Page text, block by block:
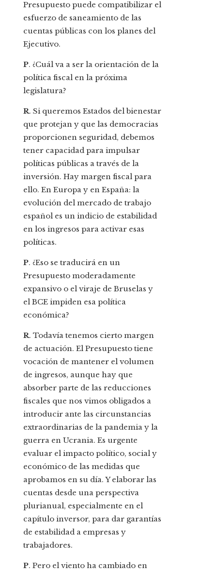
Presupuesto puede compatibilizar el
esfuerzo de saneamiento de las
cuentas públicas con los planes del
Ejecutivo.
P. ¿Cuál va a ser la orientación de la
política fiscal en la próxima
legislatura?
R. Si queremos Estados del bienestar
que protejan y que las democracias
proporcionen seguridad, debemos
tener capacidad para impulsar
políticas públicas a través de la
inversión. Hay margen fiscal para
ello. En Europa y en España: la
evolución del mercado de trabajo
español es un indicio de estabilidad
en los ingresos para activar esas
políticas.
P. ¿Eso se traducirá en un
Presupuesto moderadamente
expansivo o el viraje de Bruselas y
el BCE impiden esa política
económica?
R. Todavía tenemos cierto margen
de actuación. El Presupuesto tiene
vocación de mantener el volumen
de ingresos, aunque hay que
absorber parte de las reducciones
fiscales que nos vimos obligados a
introducir ante las circunstancias
extraordinarias de la pandemia y la
guerra en Ucrania. Es urgente
evaluar el impacto político, social y
económico de las medidas que
aprobamos en su día. Y elaborar las
cuentas desde una perspectiva
plurianual, especialmente en el
capítulo inversor, para dar garantías
de estabilidad a empresas y
trabajadores.
P. Pero el viento ha cambiado en